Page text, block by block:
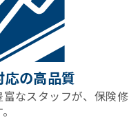
応の高品質
なスタッフが、保険修